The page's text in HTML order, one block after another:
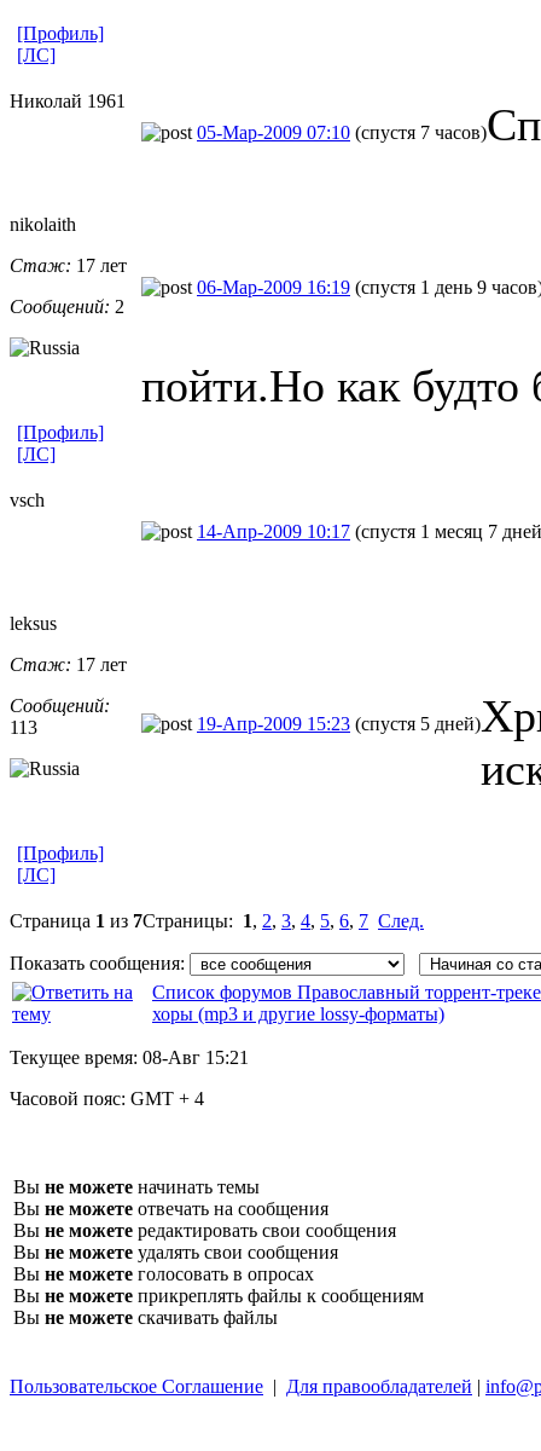
[Профиль]
[ЛС]
Николай 1961
05-Мар-2009 07:10 (спустя 7 часов)
nikolaith
Стаж: 17 лет
Сообщений: 2
06-Мар-2009 16:19 (спустя 1 день 9
пойти.Но как
[Профиль]
[ЛС]
vsch
14-Апр-2009 10:17 (спустя 1 месяц 7
leksus
Стаж: 17 лет
Сообщений:
113
19-Апр-2009 15:23 (спустя 5 дней)
[Профиль]
[ЛС]
Страница 1 из 7Страницы: 1, 2, 3, 4, 5, 6, 7 След.
Показать сообщения:
Список форумов Православный торрент-
хоры (mp3 и другие lossy-форматы)
Текущее время: 08-Авг 15:21
Часовой пояс: GMT + 4
Вы не можете начинать темы
Вы не можете отвечать на сообщения
Вы не можете редактировать свои сообщения
Вы не можете удалять свои сообщения
Вы не можете голосовать в опросах
Вы не можете прикреплять файлы к сообщениям
Вы не можете скачивать файлы
Пользовательское Соглашение | Для правообладателей |